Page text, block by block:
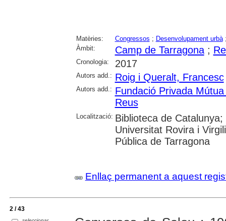
Matèries: Congressos ; Desenvolupament urbà
Àmbit:
Camp de Tarragona;
Cronologia: 2017
Autors add.: Roig i Queralt, Francesc
Autors add.: Fundació Privada
Reus
Localització: Biblioteca de
Universitat Rovira i
Pública de Tarragona
Enllaç permanent a aquest
2 / 43